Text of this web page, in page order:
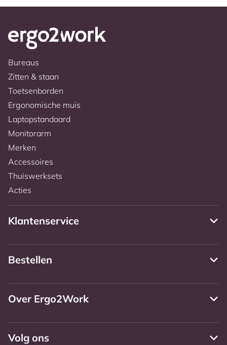
Bureaus
Zitten & staan
Toetsenborden
Ergonomische muis
Laptopstandaard
Monitorarm
Merken
Accessoires
Thuiswerksets
Acties
Klantenservice
Bestellen
Over Ergo2Work
Volg ons